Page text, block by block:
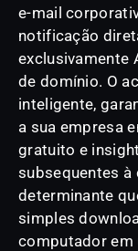
e-mail
notificação
exclusivamente
de domínio. O
inteligente,
a sua empresa
gratuito e
subsequentes à
determinante
simples
computador em